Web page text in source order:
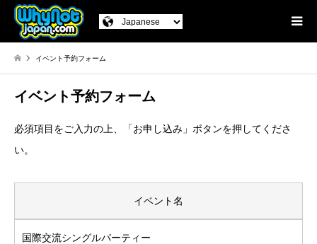
イベント予約フォーム
イベント予約フォーム
必須項目をご入力の上、「お申し込み」ボタンを押してくださ
い。
イベント名
国際交流シングルパーティー